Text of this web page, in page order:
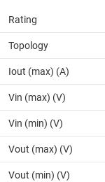
Rating
Topology
Iout (max) (A)
Vin (max) (V)
Vin (min) (V)
Vout (max) (V)
Vout (min) (V)